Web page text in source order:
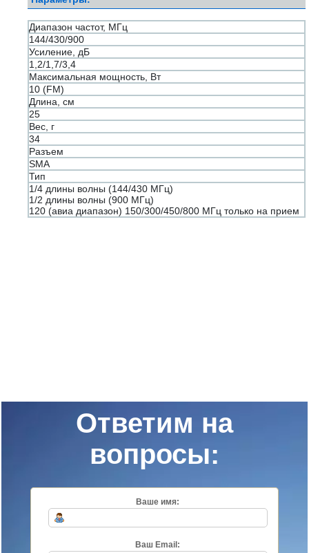
Диапазон частот, МГц
144/430/900
Усиление, дБ
1,2/1,7/3,4
Максимальная мощность, Вт
10 (FM)
Длина, cм
25
Вес, г
34
Разъем
SMA
Тип
1/4 длины волны (144/430 МГц)
1/2 длины волны (900 МГц)
120 (авиа диапазон) 150/300/450/800 МГц только на прием
Ответим на
вопросы:
Ваше имя:
Ваш Email: